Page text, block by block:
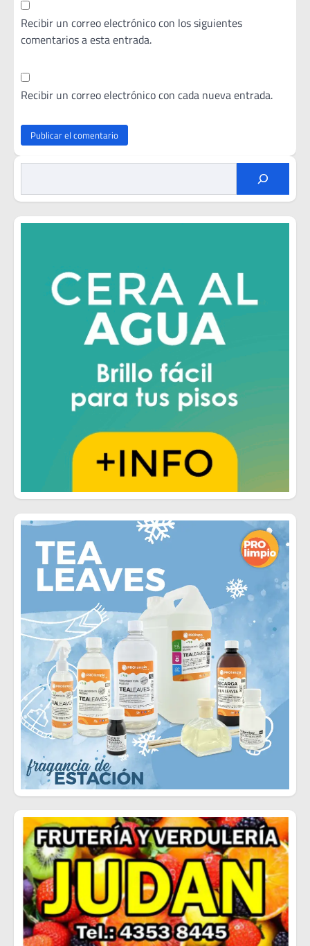
Recibir un correo electrónico con los siguientes
comentarios a esta entrada.
Recibir un correo electrónico con cada nueva entrada.